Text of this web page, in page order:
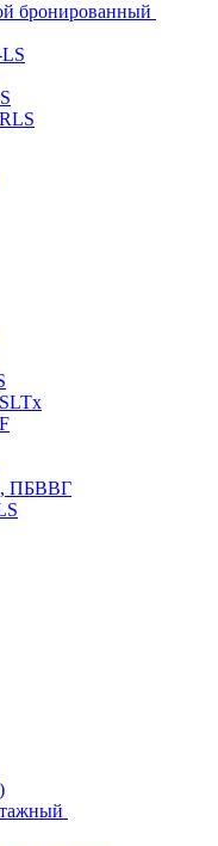
бронированный
ПБВВГ